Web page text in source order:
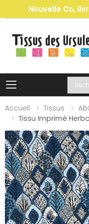
Nouvelle Co,
Toggle
Accueil
Tissus
Tissu Imprimé